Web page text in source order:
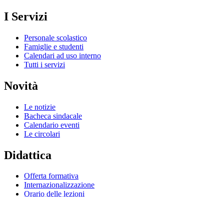
I Servizi
Personale scolastico
Famiglie e studenti
Calendari ad uso interno
Tutti i servizi
Novità
Le notizie
Bacheca sindacale
Calendario eventi
Le circolari
Didattica
Offerta formativa
Internazionalizzazione
Orario delle lezioni